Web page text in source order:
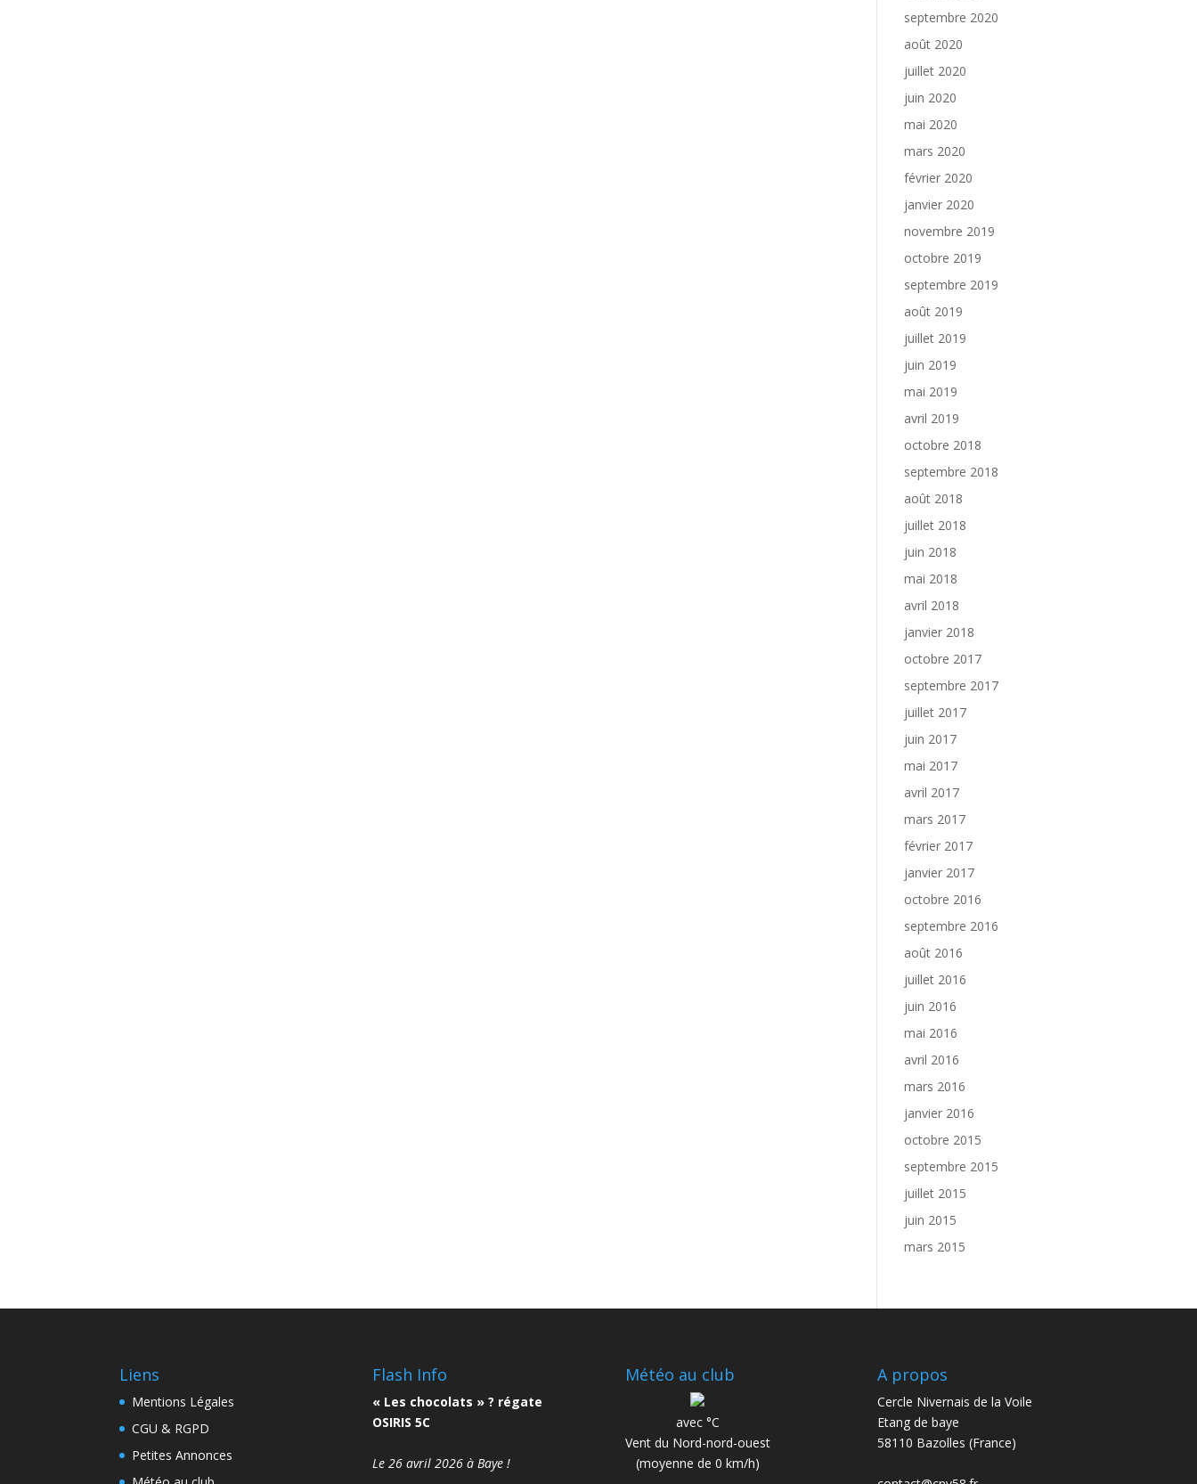
septembre 2020
août 2020
juillet 2020
juin 2020
mai 2020
mars 2020
février 2020
janvier 2020
novembre 2019
octobre 2019
septembre 2019
août 2019
juillet 2019
juin 2019
mai 2019
avril 2019
octobre 2018
septembre 2018
août 2018
juillet 2018
juin 2018
mai 2018
avril 2018
janvier 2018
octobre 2017
septembre 2017
juillet 2017
juin 2017
mai 2017
avril 2017
mars 2017
février 2017
janvier 2017
octobre 2016
septembre 2016
août 2016
juillet 2016
juin 2016
mai 2016
avril 2016
mars 2016
janvier 2016
octobre 2015
septembre 2015
juillet 2015
juin 2015
mars 2015
Liens
Mentions Légales
CGU & RGPD
Petites Annonces
Flash Info
« Les chocolats » ? régate
OSIRIS 5C
Le 26 avril 2026 à Baye !
Météo au club
avec °C
Vent du Nord-nord-ouest
(moyenne de 0 km/h)
A propos
Cercle Nivernais de la Voile
Etang de baye
58110 Bazolles (France)